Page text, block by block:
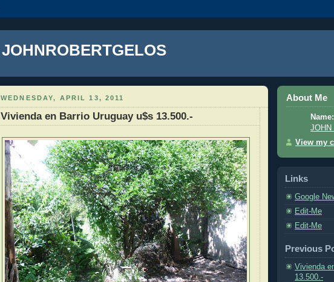
JOHNROBERTGELOS
WEDNESDAY, APRIL 13, 2011
Vivienda en Barrio Uruguay u$s 13.500.-
About Me
Name:
JOHN
View my
Links
Google
Edit-Me
Edit-Me
Previous
Vivienda
13.500.-